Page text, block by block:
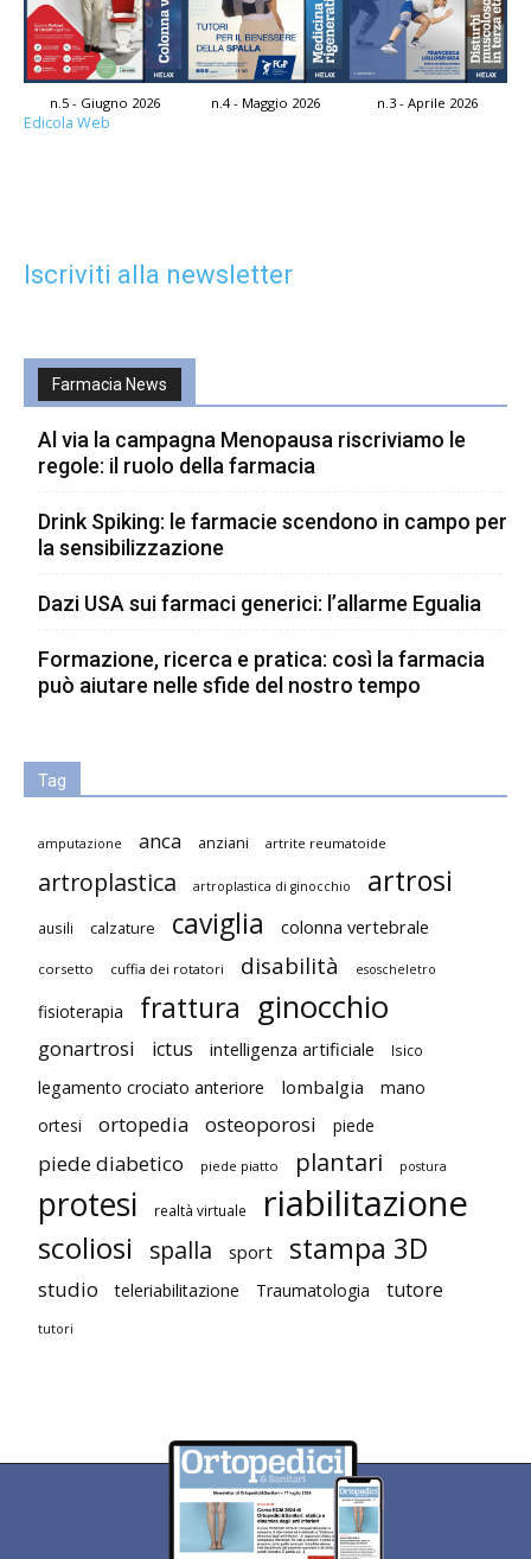
n.5 - Giugno 2026 n.4 - Maggio 2026 n.3 - Aprile 2026
Edicola Web
Iscriviti alla newsletter
Farmacia News
Al via la campagna Menopausa riscriviamo le
regole: il ruolo della farmacia
Drink Spiking: le farmacie scendono in campo per
la sensibilizzazione
Dazi USA sui farmaci generici: l’allarme Egualia
Formazione, ricerca e pratica: così la farmacia
può aiutare nelle sfide del nostro tempo
Tag
amputazione anca anziani artrite reumatoide
artroplastica artroplastica di ginocchio artrosi
ausili calzature caviglia colonna vertebrale
corsetto cuffia dei rotatori disabilità esoscheletro
fisioterapia frattura ginocchio
gonartrosi ictus intelligenza artificiale Isico
legamento crociato anteriore lombalgia
mano
ortesi
ortopedia osteoporosi piede
piede diabetico piede piatto plantari postura
protesi realtà virtuale riabilitazione
scoliosi spalla sport stampa 3D
studio teleriabilitazione Traumatologia tutore
tutori